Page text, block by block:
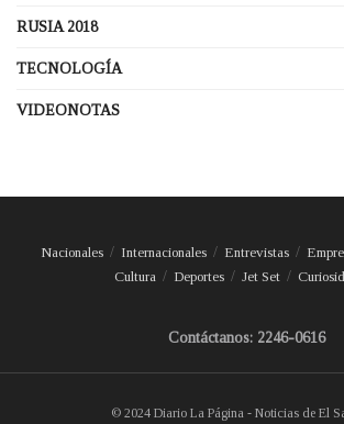
RUSIA 2018
TECNOLOGÍA
VIDEONOTAS
Nacionales Internacionales Entrevistas
Cultura
Deportes Jet Set
Contáctanos: 2246-0616
© 2024 Diario La Página - Noticias de El